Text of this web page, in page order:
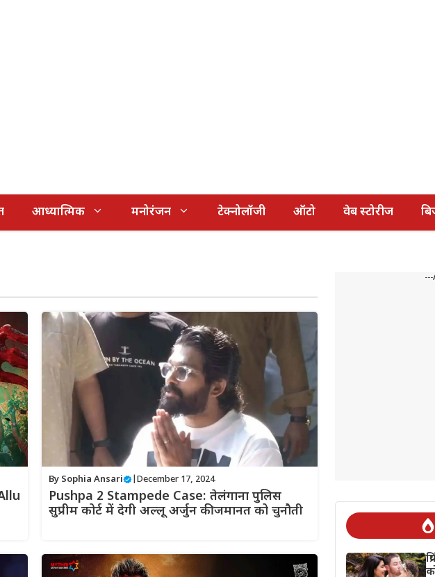
आध्यात्मिक मनोरंजन टेक्नोलॉजी ऑटो वेब स्टोरीज
By Sophia Ansari | December 17, 2024
Pushpa 2 Stampede Case: तेलंगाना पुलिस
सुप्रीम कोर्ट में देगी अल्लू अर्जुन की जमानत को चुनौती